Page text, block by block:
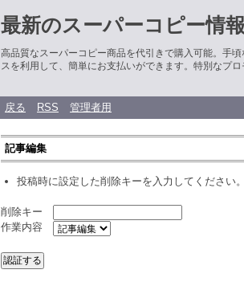
最新のスーパーコピー情
高品質なスーパーコピー商品を代引きで購入可能。手
スを利用して、簡単にお支払いができます。特別なプ
戻る RSS 管理者用
記事編集
投稿時に設定した削除キーを入力してください
削除キー
作業内容